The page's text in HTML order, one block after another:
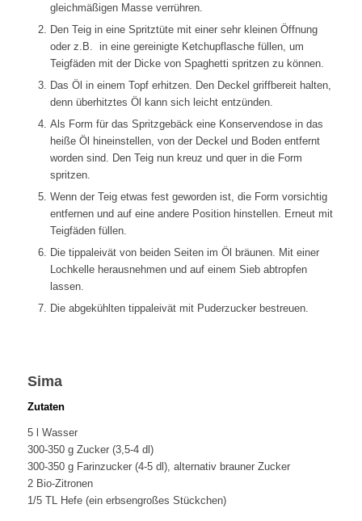
gleichmäßigen Masse verrühren.
Den Teig in eine Spritztüte mit einer sehr kleinen Öffnung
oder z.B. in eine gereinigte Ketchupflasche füllen, um
Teigfäden mit der Dicke von Spaghetti spritzen zu können.
Das Öl in einem Topf erhitzen. Den Deckel griffbereit halten,
denn überhitztes Öl kann sich leicht entzünden.
Als Form für das Spritzgebäck eine Konservendose in das
heiße Öl hineinstellen, von der Deckel und Boden entfernt
worden sind. Den Teig nun kreuz und quer in die Form
spritzen.
Wenn der Teig etwas fest geworden ist, die Form vorsichtig
entfernen und auf eine andere Position hinstellen. Erneut mit
Teigfäden füllen.
Die tippaleivät von beiden Seiten im Öl bräunen. Mit einer
Lochkelle herausnehmen und auf einem Sieb abtropfen
lassen.
Die abgekühlten tippaleivät mit Puderzucker bestreuen.
Sima
Zutaten
5 l Wasser
300-350 g Zucker (3,5-4 dl)
300-350 g Farinzucker (4-5 dl), alternativ brauner Zucker
2 Bio-Zitronen
1/5 TL Hefe (ein erbsengroßes Stückchen)